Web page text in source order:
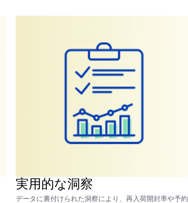
実用的な洞察
データに裏付けられた洞察により、再入荷開封率や予約